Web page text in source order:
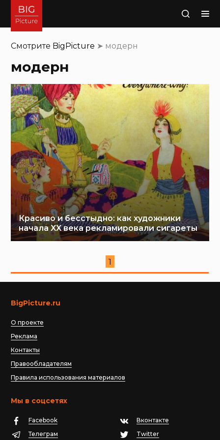
Поиск
Смотрите BigPicture ➤ модерн
модерн
Красиво и бесстыдно: как художники
начала XX века рекламировали сигареты
1
BigPicture.ru
О проекте
Реклама
Контакты
Правообладателям
Правила использования материалов
Мы в соцсетях
Facebook
Вконтакте
Телеграм
Twitter